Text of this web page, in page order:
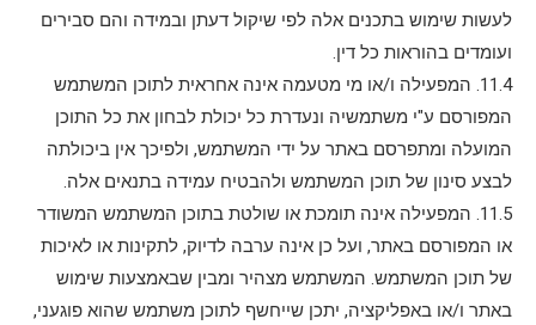
לעשות שימוש בתכנים אלה לפי שיקול דעתן ובמידה והם סבירים
ועומדים בהוראות כל דין.
11.4. המפעילה ו/או מי מטעמה אינה אחראית לתוכן המשתמש
המפורסם ע"י משתמשיה ונעדרת כל יכולת לבחון את כל התוכן
המועלה ומתפרסם באתר על ידי המשתמש, ולפיכך אין ביכולתה
לבצע סינון של תוכן המשתמש ולהבטיח עמידה בתנאים אלה.
11.5. המפעילה אינה תומכת או שולטת בתוכן המשתמש המשודר
או המפורסם באתר, ועל כן אינה ערבה לדיוק, לתקינות או לאיכות
של תוכן המשתמש. המשתמש מצהיר ומבין שבאמצעות שימוש
באתר ו/או באפליקציה, יתכן שייחשף לתוכן משתמש שהוא פוגעני,